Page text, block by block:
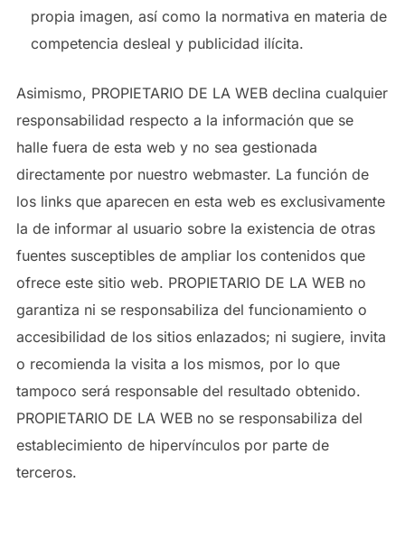
propia imagen, así como la normativa en materia de
competencia desleal y publicidad ilícita.
Asimismo, PROPIETARIO DE LA WEB declina cualquier
responsabilidad respecto a la información que se
halle fuera de esta web y no sea gestionada
directamente por nuestro webmaster. La función de
los links que aparecen en esta web es exclusivamente
la de informar al usuario sobre la existencia de otras
fuentes susceptibles de ampliar los contenidos que
ofrece este sitio web. PROPIETARIO DE LA WEB no
garantiza ni se responsabiliza del funcionamiento o
accesibilidad de los sitios enlazados; ni sugiere, invita
o recomienda la visita a los mismos, por lo que
tampoco será responsable del resultado obtenido.
PROPIETARIO DE LA WEB no se responsabiliza del
establecimiento de hipervínculos por parte de
terceros.